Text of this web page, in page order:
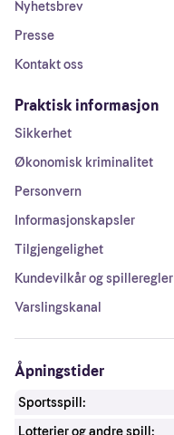
Nyhetsbrev
Presse
Kontakt oss
Praktisk informasjon
Sikkerhet
Økonomisk kriminalitet
Personvern
Informasjonskapsler
Tilgjengelighet
Kundevilkår og spilleregler
Varslingskanal
Åpningstider
Sportsspill: